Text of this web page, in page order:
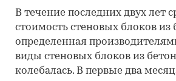
В течение последних двух лет
стоимость стеновых блоков из
определенная
виды стеновых блоков из
колебалась. В первые два